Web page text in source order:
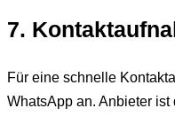
7.
Für eine schnelle
WhatsApp an. Anbieter